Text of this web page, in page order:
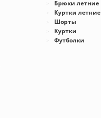
Брюки летние
Куртки летние
Шорты
Куртки
Футболки